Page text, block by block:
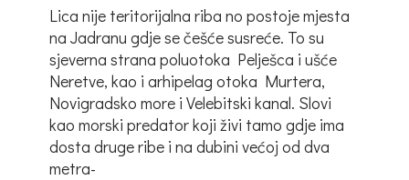
Lica nije teritorijalna riba no postoje mjesta
na Jadranu gdje se češće susreće. To su
sjeverna strana poluotoka Pelješca i ušće
Neretve, kao i arhipelag otoka Murtera,
Novigradsko more i Velebitski kanal. Slovi
kao morski predator koji živi tamo gdje ima
dosta druge ribe i na dubini većoj od dva
metra-